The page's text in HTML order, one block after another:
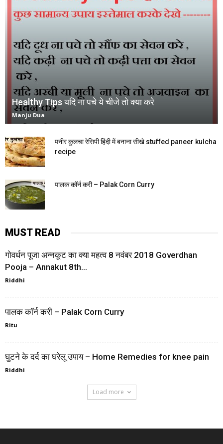
Healthy Tips यदि ना पचे ये चीजे तो क्या करे
Manju Dua
पनीर कुलचा रेसिपी हिंदी में बनाना सीखे stuffed paneer kulcha
recipe
पालक कॉर्न करी – Palak Corn Curry
MUST READ
गोवर्धन पूजा अन्नकूट का क्या महत्व 8 नवंबर 2018 Goverdhan
Pooja – Annakut 8th...
Riddhi
पालक कॉर्न करी – Palak Corn Curry
Ritu
घुटने के दर्द का घरेलू उपाय – Home Remedies for knee pain
Riddhi
Load more